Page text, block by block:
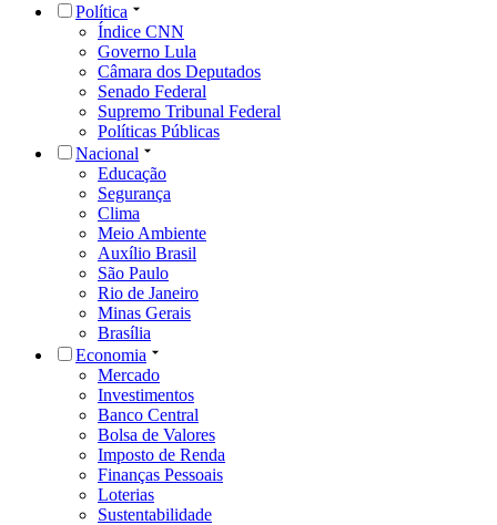
Política
Índice CNN
Governo Lula
Câmara dos Deputados
Senado Federal
Supremo Tribunal Federal
Políticas Públicas
Nacional
Educação
Segurança
Clima
Meio Ambiente
Auxílio Brasil
São Paulo
Rio de Janeiro
Minas Gerais
Brasília
Economia
Mercado
Investimentos
Banco Central
Bolsa de Valores
Imposto de Renda
Finanças Pessoais
Loterias
Sustentabilidade